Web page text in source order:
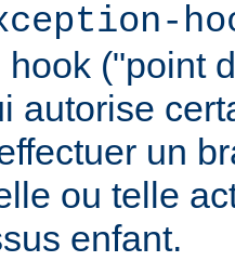
hook ("point
autorise
un
ou telle
enfant.